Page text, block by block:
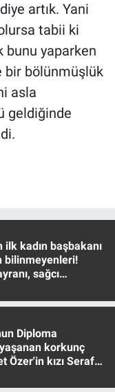
artık. Yani
tabii ki
bunu yaparken
bir bölünmüşlük
asla
geldiğinde
ilk kadın başbakanı
bilinmeyenleri!
sağcı
Diploma
korkunç
Özer'in kızı Seraf